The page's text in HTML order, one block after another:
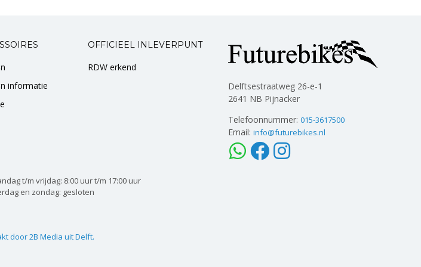
informatie
OFFICIEEL INLEVERPUNT
RDW erkend
Delftsestraatweg 26-e-1
2641 NB Pijnacker
Telefoonnummer:015-3617500
Email:info@futurebikes.nl
t/m vrijdag: 8:00 uur t/m 17:00 uur
en zondag: gesloten
door 2B Media uit Delft.